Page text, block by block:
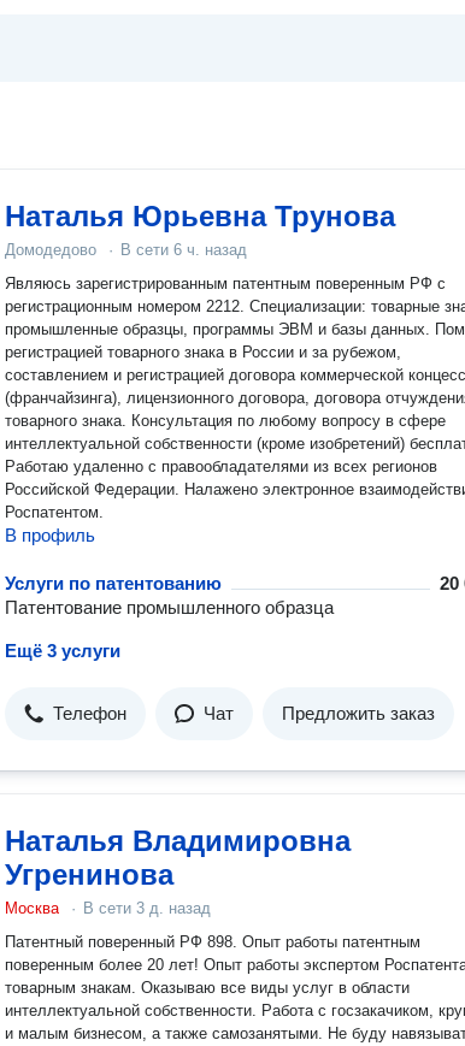
Наталья Юрьевна Трунова
Домодедово · В сети 6 ч. назад
Являюсь зарегистрированным патентным поверенным РФ с
регистрационным номером 2212. Специализации: товарные
промышленные образцы, программы ЭВМ и базы данных.
регистрацией товарного знака в России и за рубежом,
составлением и регистрацией договора коммерческой
(франчайзинга), лицензионного договора, договора
товарного знака. Консультация по любому вопросу в сфере
интеллектуальной собственности (кроме изобретений)
Работаю удаленно с правообладателями из всех регионов
Российской Федерации. Налажено электронное
Роспатентом.
В профиль
Услуги по патентованию
20
Патентование промышленного образца
Ещё 3 услуги
Телефон Чат Предложить заказ
Наталья Владимировна
Угренинова
Москва · В сети 3 д. назад
Патентный поверенный РФ 898. Опыт работы патентным
поверенным более 20 лет! Опыт работы экспертом
товарным знакам. Оказываю все виды услуг в области
интеллектуальной собственности. Работа с госзакачиком,
и малым бизнесом, а также самозанятыми. Не буду